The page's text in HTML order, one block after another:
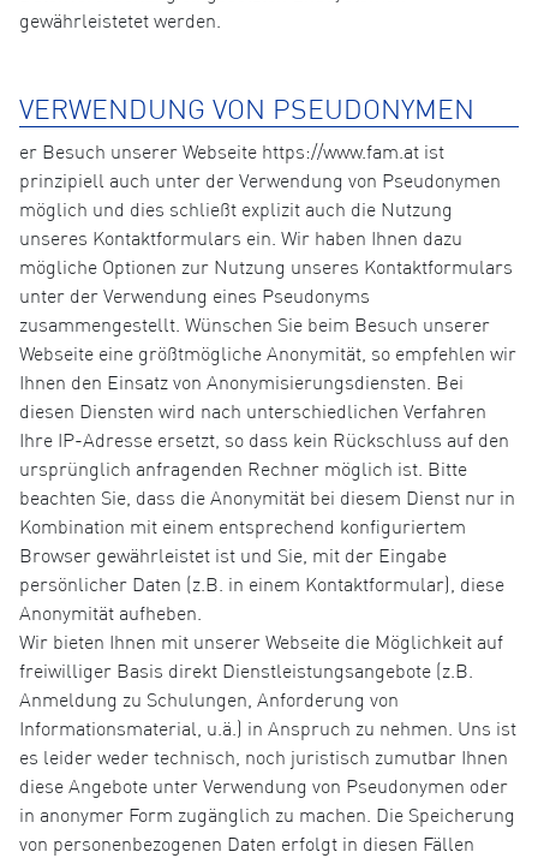
gewährleistetet werden.
VERWENDUNG VON PSEUDONYMEN
er Besuch unserer Webseite https://www.fam.at ist
prinzipiell auch unter der Verwendung von Pseudonymen
möglich und dies schließt explizit auch die Nutzung
unseres Kontaktformulars ein. Wir haben Ihnen dazu
mögliche Optionen zur Nutzung unseres Kontaktformulars
unter der Verwendung eines Pseudonyms
zusammengestellt. Wünschen Sie beim Besuch unserer
Webseite eine größtmögliche Anonymität, so empfehlen wir
Ihnen den Einsatz von Anonymisierungsdiensten. Bei
diesen Diensten wird nach unterschiedlichen Verfahren
Ihre IP-Adresse ersetzt, so dass kein Rückschluss auf den
ursprünglich anfragenden Rechner möglich ist. Bitte
beachten Sie, dass die Anonymität bei diesem Dienst nur in
Kombination mit einem entsprechend konfiguriertem
Browser gewährleistet ist und Sie, mit der Eingabe
persönlicher Daten (z.B. in einem Kontaktformular), diese
Anonymität aufheben.
Wir bieten Ihnen mit unserer Webseite die Möglichkeit auf
freiwilliger Basis direkt Dienstleistungsangebote (z.B.
Anmeldung zu Schulungen, Anforderung von
Informationsmaterial, u.ä.) in Anspruch zu nehmen. Uns ist
es leider weder technisch, noch juristisch zumutbar Ihnen
diese Angebote unter Verwendung von Pseudonymen oder
in anonymer Form zugänglich zu machen. Die Speicherung
von personenbezogenen Daten erfolgt in diesen Fällen